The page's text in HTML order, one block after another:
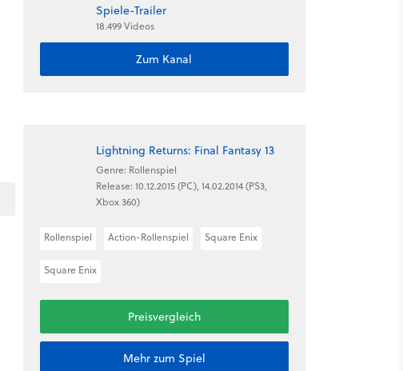
Spiele-Trailer
18.499 Videos
Zum Kanal
Lightning Returns: Final Fantasy 13
Genre: Rollenspiel
Release: 10.12.2015 (PC), 14.02.2014 (PS3,
Xbox 360)
Rollenspiel Action-Rollenspiel Square Enix
Square Enix
Preisvergleich
Mehr zum Spiel